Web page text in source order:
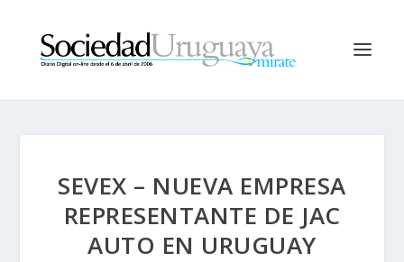
SEVEX – NUEVA EMPRESA
REPRESENTANTE DE JAC
AUTO EN URUGUAY